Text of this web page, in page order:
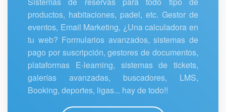
productos, habitaciones, padel, etc. Gestor de
eventos, Email Marketing, ¿Una calculadora en
tu web? Formularios avanzados, sistemas de
pago por suscripción, gestores de documentos,
plataformas E-learning, sistemas de tickets,
galerías avanzadas, buscadores, LMS,
Booking, deportes, ligas... hay de todo!!